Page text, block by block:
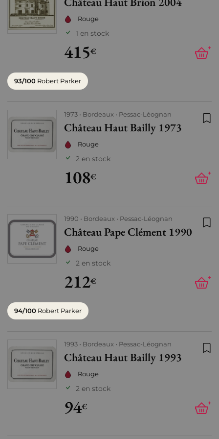
Rouge
1 en stock
415€ +
93/100 Robert Parker
1973 Bordeaux Pessac-Léognan
Château Haut Bailly 1973
Rouge
2 en stock
108€ +
1990 Bordeaux Pessac-Léognan
Château Pape Clément 1990
Rouge
2 en stock
212€ +
94/100 Robert Parker
1993 Bordeaux Pessac-Léognan
Château Haut Bailly 1993
Rouge
2 en stock
94€ +